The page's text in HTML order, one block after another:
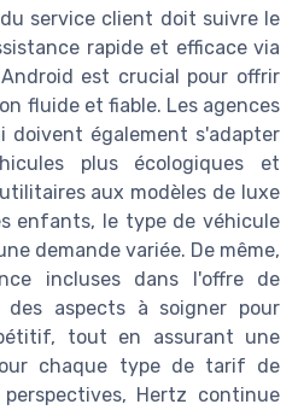
service client doit suivre le
rapide et efficace via
est crucial pour offrir
fluide et fiable. Les agences
doivent également s'adapter
plus écologiques et
aux modèles de luxe
enfants, le type de véhicule
demande variée. De même,
incluses dans l'offre de
des aspects à soigner pour
tout en assurant une
chaque type de tarif de
Hertz continue